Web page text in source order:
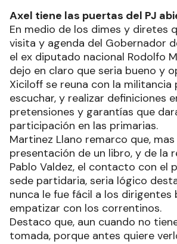
Axel tiene las puertas del PJ
En medio de los dimes y diretes
visita y agenda del Gobernador
el ex diputado nacional Rodolfo
dejo en claro que seria bueno y
Xiciloff se reuna con la
escuchar, y realizar definiciones
pretensiones y garantías que
participación en las primarias.
Martinez Llano remarco que, mas
presentación de un libro, y de la
Pablo Valdez, el contacto con el
sede partidaria, seria lógico
nunca le fue fácil a los dirigentes
empatizar con los correntinos.
Destaco que, aun cuando no
tomada, porque antes quiere